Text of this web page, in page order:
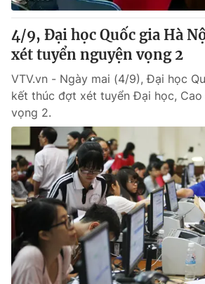
4/9, Đại học Quốc gia Hà
xét tuyển nguyện vọng 2
VTV.vn - Ngày mai (4/9), Đại học
kết thúc đợt xét tuyển Đại học, Cao
vọng 2.